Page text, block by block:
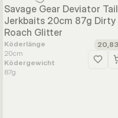
Savage Gear Deviator Tail
Jerkbaits 20cm 87g Dirty
Roach Glitter
Köderlänge
20cm
Ködergewicht
87g
Zur